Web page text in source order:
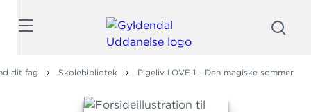
dit fag Skolebibliotek Pigeliv LOVE 1 - Den magiske sommer